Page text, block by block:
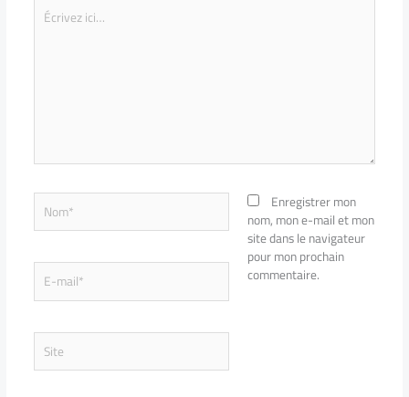
Écrivez
ici…
Nom*
E-
mail*
Site
Enregistrer mon
nom, mon e-mail et mon
site dans le navigateur
pour mon prochain
commentaire.